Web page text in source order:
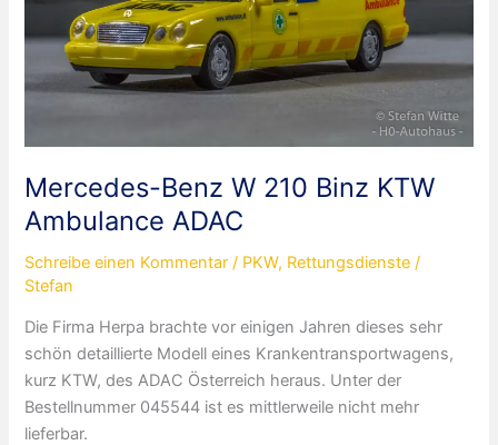
Mercedes-Benz W 210 Binz KTW
Ambulance ADAC
Schreibe einen Kommentar / PKW, Rettungsdienste /
Stefan
Die Firma Herpa brachte vor einigen Jahren dieses sehr
schön detaillierte Modell eines Krankentransportwagens,
kurz KTW, des ADAC Österreich heraus. Unter der
Bestellnummer 045544 ist es mittlerweile nicht mehr
lieferbar.